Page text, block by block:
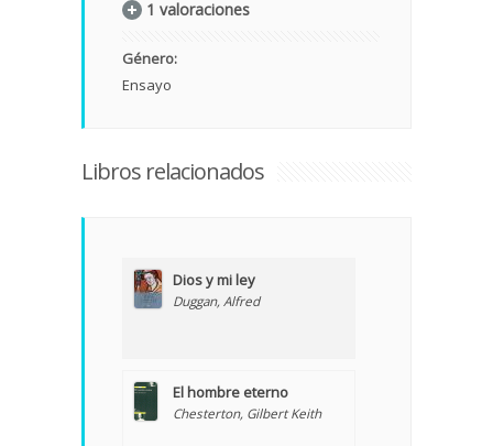
1 valoraciones
Género:
Ensayo
Libros relacionados
Dios y mi ley
Duggan, Alfred
El hombre eterno
Chesterton, Gilbert Keith